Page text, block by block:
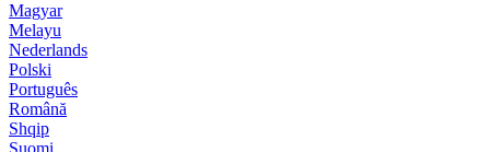
Magyar
Melayu
Nederlands
Polski
Português
Română
Shqip
Suomi